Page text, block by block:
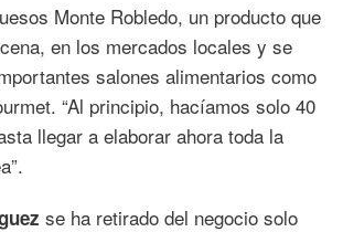
Monte Robledo, un producto que
en los mercados locales y se
salones alimentarios como
“Al principio, hacíamos solo 40
llegar a elaborar ahora toda la
se ha retirado del negocio solo